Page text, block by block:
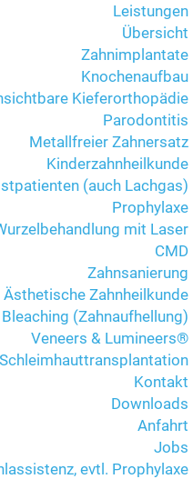
Leistungen
Übersicht
Zahnimplantate
Knochenaufbau
Kieferorthopädie
Parodontitis
Metallfreier Zahnersatz
Kinderzahnheilkunde
(auch Lachgas)
Prophylaxe
mit Laser
CMD
Zahnsanierung
Ästhetische Zahnheilkunde
Bleaching (Zahnaufhellung)
Veneers & Lumineers®
Schleimhauttransplantation
Kontakt
Downloads
Anfahrt
Jobs
evtl. Prophylaxe